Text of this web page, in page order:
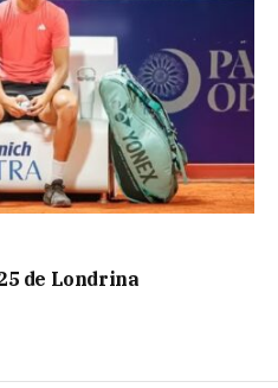
de Londrina